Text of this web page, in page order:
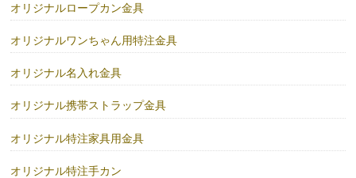
オリジナルロープカン金具
オリジナルワンちゃん用特注金具
オリジナル名入れ金具
オリジナル携帯ストラップ金具
オリジナル特注家具用金具
オリジナル特注手カン